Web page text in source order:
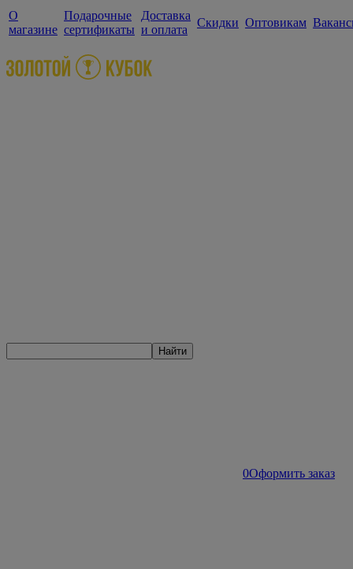
О
магазине
Подарочные
сертификаты
Доставка
и оплата
Скидки Оптовикам
Найти
0Оформить заказ